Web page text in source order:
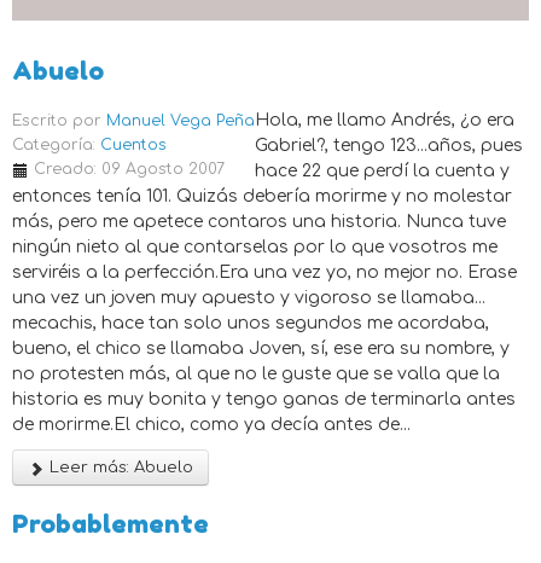
Abuelo
Escrito por Manuel Vega Peña
Categoría: Cuentos
Creado: 09 Agosto 2007
Hola, me llamo Andrés, ¿o era
Gabriel?, tengo 123...años, pues
hace 22 que perdí la cuenta y
entonces tenía 101. Quizás debería morirme y no molestar
más, pero me apetece contaros una historia. Nunca tuve
ningún nieto al que contarselas por lo que vosotros me
serviréis a la perfección.Era una vez yo, no mejor no. Erase
una vez un joven muy apuesto y vigoroso se llamaba...
mecachis, hace tan solo unos segundos me acordaba,
bueno, el chico se llamaba Joven, sí, ese era su nombre, y
no protesten más, al que no le guste que se valla que la
historia es muy bonita y tengo ganas de terminarla antes
de morirme.El chico, como ya decía antes de...
Leer más: Abuelo
Probablemente